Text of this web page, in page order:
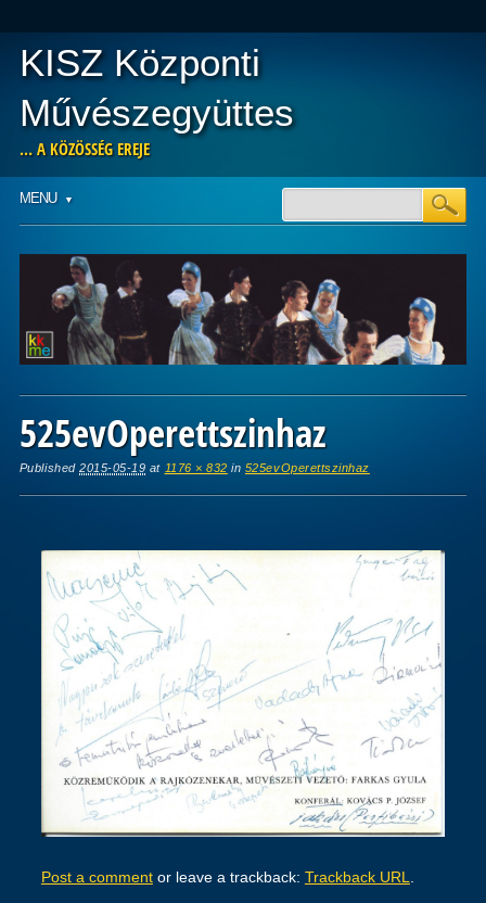
KISZ Központi
Művészegyüttes
… A KÖZÖSSÉG EREJE
Main menu
MENU
525evOperettszinhaz
Published2015-05-19 at 1176 × 832 in 525evOperettszinhaz
Post a commentor leave a trackback: Trackback URL